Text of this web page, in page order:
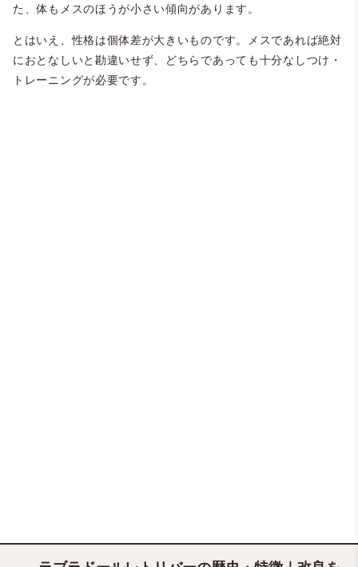
た、体もメスのほうが小さい傾向があります。
とはいえ、性格は個体差が大きいものです。メスであれば絶対
におとなしいと勘違いせず、どちらであっても十分なしつけ・
トレーニングが必要です。